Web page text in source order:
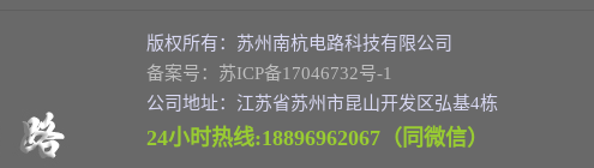
版权所有：苏州南杭电路科技有限公司
备案号：苏ICP备17046732号-1
公司地址：江苏省苏州市昆山开发区弘基4栋
24小时热线:18896962067（同微信）